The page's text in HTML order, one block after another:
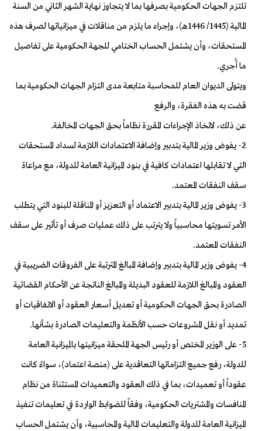
تلتزم الجهات الحكومية بصرفها بما لا يتجاوز نهاية الشهر الثاني من السنة
المالية (1445/ 1446هـ)، وإجراء ما يلزم من مناقلات في ميزانياتها لصرف هذه
المستحقات، وأن يشتمل الحساب الختامي للجهة الحكومية على تفاصيل
ما أُجري.
ويتولى الديوان العام للمحاسبة متابعة مدى التزام الجهات الحكومية بما
قضت به هذه الفقرة، والرفع
عن ذلك، لاتخاذ الإجراءات المقررة نظاماً بحق الجهات المخالفة.
2- يفوض وزير المالية بتدبير وإضافة الاعتمادات اللازمة لسداد المستحقات
التي لا تقابلها اعتمادات كافية في بنود الميزانية العامة للدولة، مع مراعاة
سقف النفقات المعتمد.
3- يفوض وزير المالية بتدبير الاعتماد أو التعزيز أو المناقلة للبنود التي يتطلب
الأمر تسويتها محاسبياً ولا يترتب على ذلك عمليات صرف أو تأثير على سقف
النفقات المعتمد.
4- يفوض وزير المالية بتدبير وإضافة المبالغ المترتبة على الفروقات الضريبية في
العقود والمبالغ اللازمة للعقود البديلة والمبالغ الناتجة عن الأحكام القضائية
الصادرة بحق الجهات الحكومية أو تعديل أسعار العقود أو الاتفاقيات أو
تمديد أو نقل المشروعات حسب الأنظمة والتعليمات الصادرة بشأنها.
5- على الوزير المختص أو رئيس الجهة الملحقة ميزانيتها بالميزانية العامة
للدولة، رفع جميع التزاماتها التعاقدية على (منصة اعتماد)، سواءً كانت
عقوداً أو تعميدات، بما في ذلك العقود والتعميدات المستثناة من نظام
المنافسات والمشتريات الحكومية، وفقاً للضوابط الواردة في تعليمات تنفيذ
الميزانية العامة للدولة والتعليمات المالية والمحاسبية، وأن يشتمل الحساب